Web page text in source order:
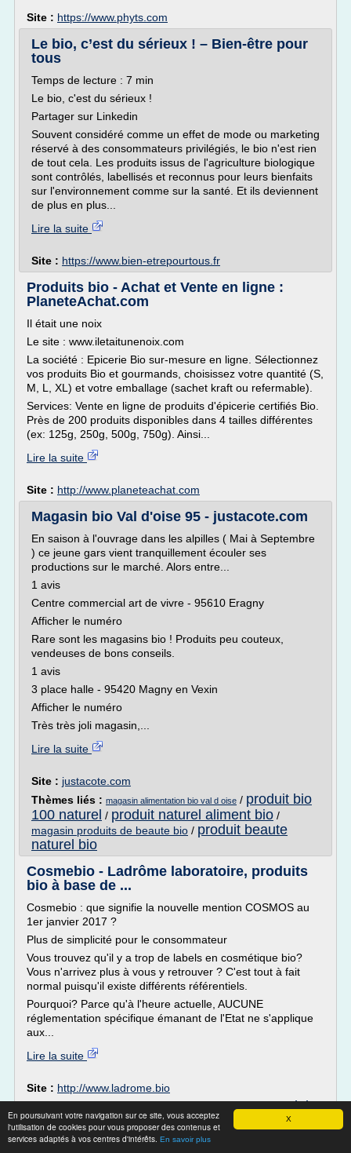
X
En poursuivant votre navigation sur ce site, vous acceptez
l'utilisation de cookies pour vous proposer des contenus et
services adaptés à vos centres d'intérêts. En savoir plus
Site : https://www.phyts.com
Le bio, c’est du sérieux ! – Bien-être pour
tous
Temps de lecture : 7 min
Le bio, c'est du sérieux !
Partager sur Linkedin
Souvent considéré comme un effet de mode ou marketing
réservé à des consommateurs privilégiés, le bio n'est rien
de tout cela. Les produits issus de l'agriculture biologique
sont contrôlés, labellisés et reconnus pour leurs bienfaits
sur l'environnement comme sur la santé. Et ils deviennent
de plus en plus...
Lire la suite
Site : https://www.bien-etrepourtous.fr
Produits bio - Achat et Vente en ligne :
PlaneteAchat.com
Il était une noix
Le site : www.iletaitunenoix.com
La société : Epicerie Bio sur-mesure en ligne. Sélectionnez
vos produits Bio et gourmands, choisissez votre quantité (S,
M, L, XL) et votre emballage (sachet kraft ou refermable).
Services: Vente en ligne de produits d'épicerie certifiés Bio.
Près de 200 produits disponibles dans 4 tailles différentes
(ex: 125g, 250g, 500g, 750g). Ainsi...
Lire la suite
Site : http://www.planeteachat.com
Magasin bio Val d'oise 95 - justacote.com
En saison à l'ouvrage dans les alpilles ( Mai à Septembre
) ce jeune gars vient tranquillement écouler ses
productions sur le marché. Alors entre...
1 avis
Centre commercial art de vivre - 95610 Eragny
Afficher le numéro
Rare sont les magasins bio ! Produits peu couteux,
vendeuses de bons conseils.
1 avis
3 place halle - 95420 Magny en Vexin
Afficher le numéro
Très très joli magasin,...
Lire la suite
Site : justacote.com
Thèmes liés : magasin alimentation bio val d oise / produit bio
100 naturel / produit naturel aliment bio /
magasin produits de beaute bio / produit beaute
naturel bio
Cosmebio - Ladrôme laboratoire, produits
bio à base de ...
Cosmebio : que signifie la nouvelle mention COSMOS au
1er janvier 2017 ?
Plus de simplicité pour le consommateur
Vous trouvez qu'il y a trop de labels en cosmétique bio?
Vous n'arrivez plus à vous y retrouver ? C'est tout à fait
normal puisqu'il existe différents référentiels.
Pourquoi? Parce qu'à l'heure actuelle, AUCUNE
réglementation spécifique émanant de l'Etat ne s'applique
aux...
Lire la suite
Site : http://www.ladrome.bio
nouveau produit cosmetique bio/produit
cosmetique 100 bio/label cosmetique bio france
cosmetique bio certifie ecocert/produit cosmetique bio